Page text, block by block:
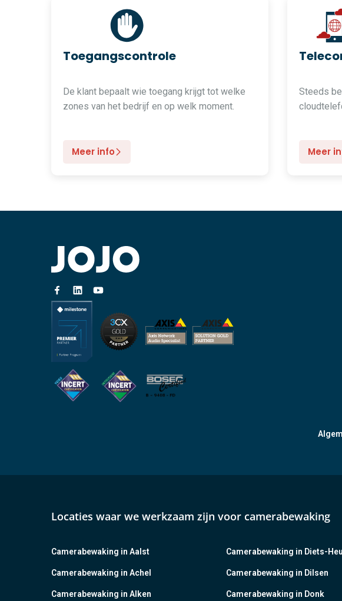
Toegangscontrole
De klant bepaalt wie toegang krijgt tot welke
zones van het bedrijf en op welk moment.
Meer info
Steeds
Meer
Locaties waar we werkzaam zijn voor camerabewaking
Camerabewaking in Aalst
Camerabewaking in Achel
Camerabewaking in Alken
Camerabewaking in Diets-
Camerabewaking in Dilsen
Camerabewaking in Donk